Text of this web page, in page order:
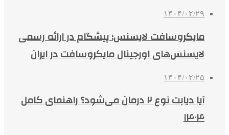
۱۴۰۴/۰۲/۲۹
مایکروسافت لایسنس؛ پیشگام در ارائه رسمی
لایسنس‌های اورجینال مایکروسافت در ایران
۱۴۰۴/۰۲/۲۵
آیا دیابت نوع ۲ درمان می‌شود؟ راهنمای کامل
۱۴۰۴